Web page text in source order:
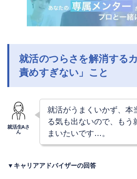
就活のつらさを解消する
責めすぎない」こと
就活がうまくいかず、本
る気も出ないので、もう
まいたいです…。
▼キャリアアドバイザーの回答